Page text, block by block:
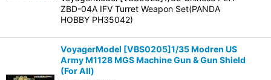
ZBD-04A IFV Turret Weapon Set(PANDA
HOBBY PH35042)
VoyagerModel [VBS0205]1/35 Modren US
Army M1128 MGS Machine Gun & Gun Shield
(For All)